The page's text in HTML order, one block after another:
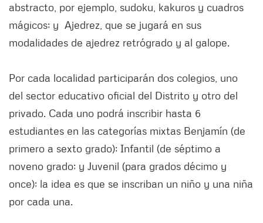
abstracto, por ejemplo, sudoku, kakuros y cuadros
mágicos; y Ajedrez, que se jugará en sus
modalidades de ajedrez retrógrado y al galope.
Por cada localidad participarán dos colegios, uno
del sector educativo oficial del Distrito y otro del
privado. Cada uno podrá inscribir hasta 6
estudiantes en las categorías mixtas Benjamín (de
primero a sexto grado); Infantil (de séptimo a
noveno grado; y Juvenil (para grados décimo y
once); la idea es que se inscriban un niño y una niña
por cada una.